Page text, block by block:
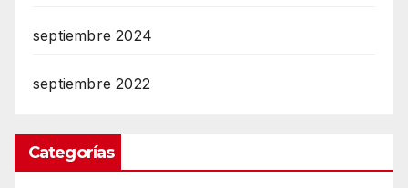
septiembre 2024
septiembre 2022
Categorías